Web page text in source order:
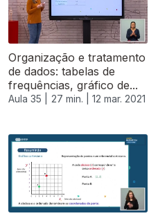
Organização e tratamento
de dados: tabelas de
frequências, gráfico de...
Aula 35 | 27 min. | 12 mar. 2021